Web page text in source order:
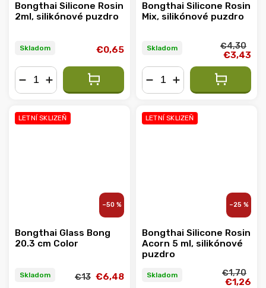
Bongthai Silicone Rosin
2ml, silikónové puzdro
Skladom €0,65
Bongthai Silicone Rosin
Mix, silikónové puzdro
Skladom €4,30
€3,43
LETNÍ SKLIZEŇ
–50 %
Bongthai Glass Bong
20.3 cm Color
Skladom €13 €6,48
LETNÍ SKLIZEŇ
–25 %
Bongthai Silicone Rosin
Acorn 5 ml, silikónové
puzdro
Skladom €1,70
€1,26